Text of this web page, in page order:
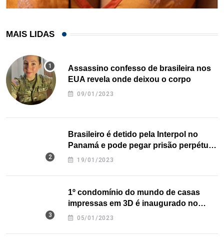
MAIS LIDAS
Assassino confesso de brasileira nos
EUA revela onde deixou o corpo
09/01/2023
Brasileiro é detido pela Interpol no
Panamá e pode pegar prisão perpétua
nos EUA
19/01/2023
1º condomínio do mundo de casas
impressas em 3D é inaugurado no
Texas
05/01/2023